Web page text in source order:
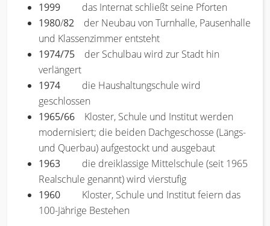
1999 das Internat schließt seine Pforten
1980/82 der Neubau von Turnhalle, Pausenhalle
und Klassenzimmer entsteht
1974/75 der Schulbau wird zur Stadt hin
verlängert
1974 die Haushaltungschule wird
geschlossen
1965/66 Kloster, Schule und Institut werden
modernisiert; die beiden Dachgeschosse (Längs-
und Querbau) aufgestockt und ausgebaut
1963 die dreiklassige Mittelschule (seit 1965
Realschule genannt) wird vierstufig
1960 Kloster, Schule und Institut feiern das
100-Jährige Bestehen